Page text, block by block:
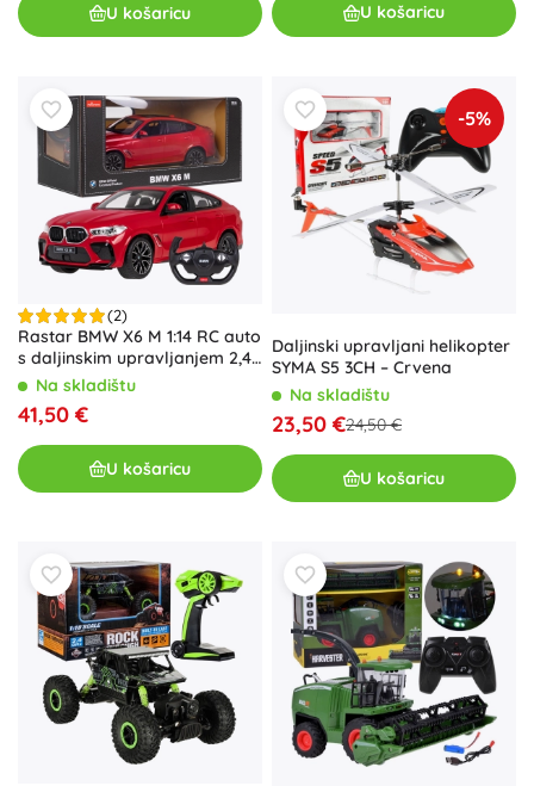
U košaricu U košaricu
(2)
Rastar BMW X6 M 1:14 RC auto
s daljinskim upravljanjem 2,4
GHz – Crvena
Na skladištu
41,50 €
U košaricu
-5%
Daljinski upravljani helikopter
SYMA S5 3CH – Crvena
Na skladištu
23,50 €24,50 €
U košaricu